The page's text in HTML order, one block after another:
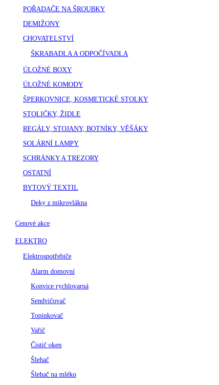
POŘADAČE NA ŠROUBKY
DEMIŽONY
CHOVATELSTVÍ
ŠKRABADLA A ODPOČÍVADLA
ÚLOŽNÉ BOXY
ÚLOŽNÉ KOMODY
ŠPERKOVNICE, KOSMETICKÉ STOLKY
STOLIČKY, ŽIDLE
REGÁLY, STOJANY, BOTNÍKY, VĚŠÁKY
SOLÁRNÍ LAMPY
SCHRÁNKY A TREZORY
OSTATNÍ
BYTOVÝ TEXTIL
Deky z mikrovlákna
Cenové akce
ELEKTRO
Elektrospotřebiče
Alarm domovní
Konvice rychlovarná
Sendvičovač
Topinkovač
Vařič
Čistič oken
Šlehač
Šlehač na mléko